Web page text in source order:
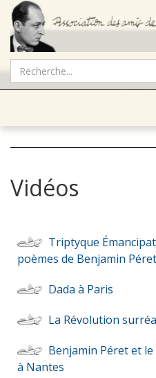
Vidéos
Triptyque
poèmes de Benjamin Péret
Dada à Paris
La Révolution
Benjamin Péret et
à Nantes